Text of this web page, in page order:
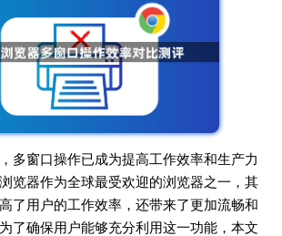
多窗口操作已成为提高工作效率和生产力
览器作为全球最受欢迎的浏览器之一，其
了用户的工作效率，还带来了更加流畅和
了确保用户能够充分利用这一功能，本文